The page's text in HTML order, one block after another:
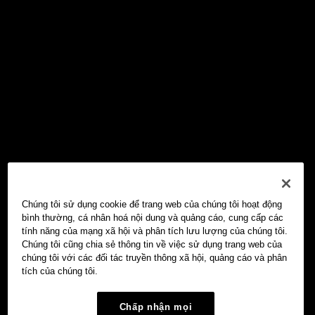
Chúng tôi sử dụng cookie để trang web của chúng tôi hoạt động
bình thường, cá nhân hoá nội dung và quảng cáo, cung cấp các
tính năng của mạng xã hội và phân tích lưu lượng của chúng tôi.
Chúng tôi cũng chia sẻ thông tin về việc sử dụng trang web của
chúng tôi với các đối tác truyền thông xã hội, quảng cáo và phân
tích của chúng tôi.
Chấp nhận mọi